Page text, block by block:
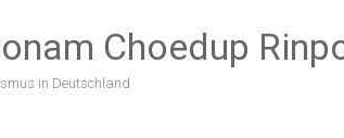
Choedup
in Deutschland